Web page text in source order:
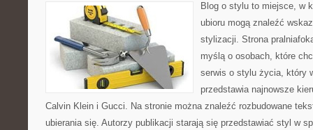
Blog o stylu to miejsce, w
ubioru mogą znaleźć
stylizacji. Strona
myślą o osobach, które
serwis o stylu życia, który
przedstawia najnowsze
Calvin Klein i Gucci. Na stronie można znaleźć rozbudowane
ubierania się. Autorzy publikacji starają się przedstawiać styl w